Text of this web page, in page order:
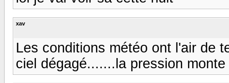
xav
Les conditions météo ont l'air de
ciel dégagé.......la pression monte